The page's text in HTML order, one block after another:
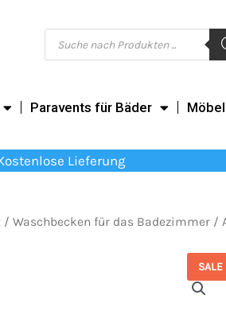
Products
search
Paravents für Bäder
Lieferung
/ Waschbecken für das Badezimmer /
SALE